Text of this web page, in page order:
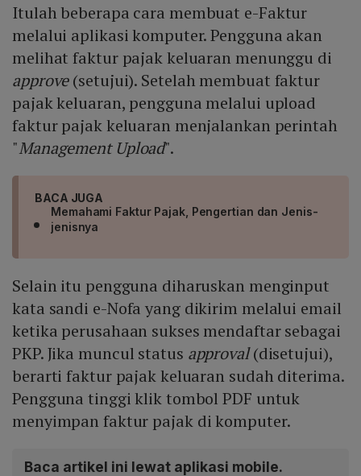
Itulah beberapa cara membuat e-Faktur
melalui aplikasi komputer. Pengguna akan
melihat faktur pajak keluaran menunggu di
approve(setujui). Setelah membuat faktur
pajak keluaran, pengguna melalui upload
faktur pajak keluaran menjalankan perintah
"Management Upload".
BACA JUGA
Memahami Faktur Pajak, Pengertian dan Jenis-
jenisnya
Selain itu pengguna diharuskan menginput
kata sandi e-Nofa yang dikirim melalui email
ketika perusahaan sukses mendaftar sebagai
PKP. Jika muncul status approval(disetujui),
berarti faktur pajak keluaran sudah diterima.
Pengguna tinggi klik tombol PDF untuk
menyimpan faktur pajak di komputer.
Baca artikel ini lewat aplikasi mobile.